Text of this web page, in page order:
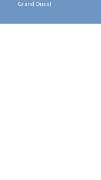
Grand Ouest